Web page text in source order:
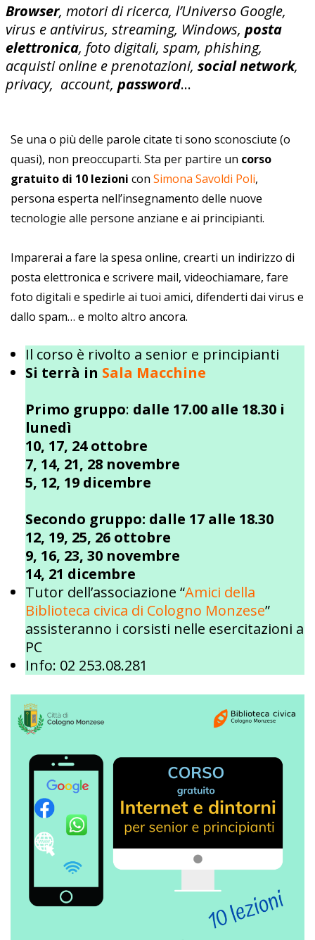
Browser, motori di ricerca, l’Universo Google,
virus e antivirus, streaming, Windows,posta
elettronica, foto digitali, spam, phishing,
acquisti online e prenotazioni,social network,
privacy, account,password…
Se una o più delle parole citate ti sono sconosciute (o
quasi), non preoccuparti. Sta per partire un corso
gratuito di 10 lezioni con Simona Savoldi Poli,
persona esperta nell’insegnamento delle nuove
tecnologie alle persone anziane e ai principianti.
Imparerai a fare la spesa online, crearti un indirizzo di
posta elettronica e scrivere mail, videochiamare, fare
foto digitali e spedirle ai tuoi amici, difenderti dai virus e
dallo spam… e molto altro ancora.
Il corso è rivolto a senior e principianti
Si terrà in Sala Macchine
Primo gruppo: dalle 17.00 alle 18.30 i
lunedì
10, 17, 24 ottobre
7, 14, 21, 28 novembre
5, 12, 19 dicembre
Secondo gruppo: dalle 17 alle 18.30
12, 19, 25, 26 ottobre
9, 16, 23, 30 novembre
14, 21 dicembre
Tutor dell’associazione “Amici della
Biblioteca civica di Cologno Monzese”
assisteranno i corsisti nelle esercitazioni a
PC
Info: 02 253.08.281